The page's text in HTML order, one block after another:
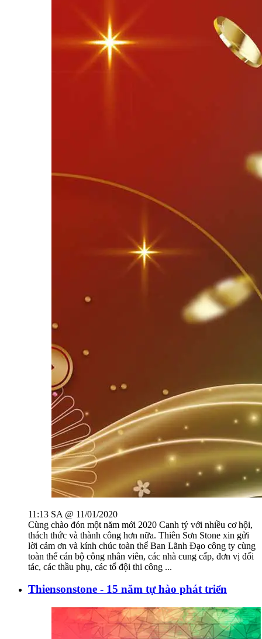
11:13 SA @ 11/01/2020
Cùng chào đón một năm mới 2020 Canh tý với nhiều cơ hội,
thách thức và thành công hơn nữa. Thiên Sơn Stone xin gửi
lời cảm ơn và kính chúc toàn thể Ban Lãnh Đạo công ty cùng
toàn thể cán bộ công nhân viên, các nhà cung cấp, đơn vị đối
tác, các thầu phụ, các tổ đội thi công ...
Thiensonstone - 15 năm tự hào phát triển